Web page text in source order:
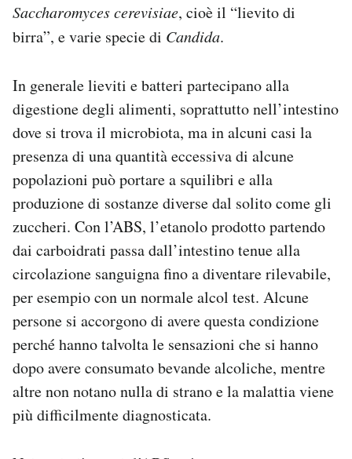
Saccharomyces cerevisiae, cioè il “lievito di
birra”, e varie specie di Candida.
In generale lieviti e batteri partecipano alla
digestione degli alimenti, soprattutto nell’intestino
dove si trova il microbiota, ma in alcuni casi la
presenza di una quantità eccessiva di alcune
popolazioni può portare a squilibri e alla
produzione di sostanze diverse dal solito come gli
zuccheri. Con l’ABS, l’etanolo prodotto partendo
dai carboidrati passa dall’intestino tenue alla
circolazione sanguigna fino a diventare rilevabile,
per esempio con un normale alcol test. Alcune
persone si accorgono di avere questa condizione
perché hanno talvolta le sensazioni che si hanno
dopo avere consumato bevande alcoliche, mentre
altre non notano nulla di strano e la malattia viene
più difficilmente diagnosticata.